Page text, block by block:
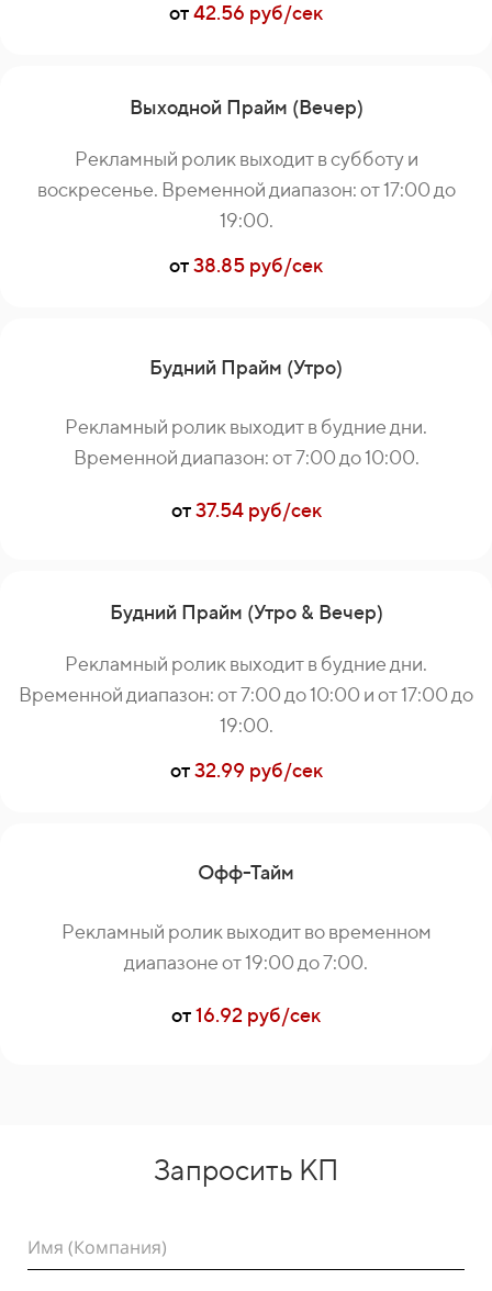
от42.56 руб/сек
Выходной Прайм (Вечер)
Рекламный ролик выходит в субботу и
воскресенье. Временной диапазон: от 17:00 до
19:00.
от38.85 руб/сек
Будний Прайм (Утро)
Рекламный ролик выходит в будние дни.
Временной диапазон: от 7:00 до 10:00.
от37.54 руб/сек
Будний Прайм (Утро & Вечер)
Рекламный ролик выходит в будние дни.
Временной диапазон: от 7:00 до 10:00 и от 17:00 до
19:00.
от32.99 руб/сек
Офф-Тайм
Рекламный ролик выходит во временном
диапазоне от 19:00 до 7:00.
от16.92 руб/сек
Запросить КП
Имя (Компания)